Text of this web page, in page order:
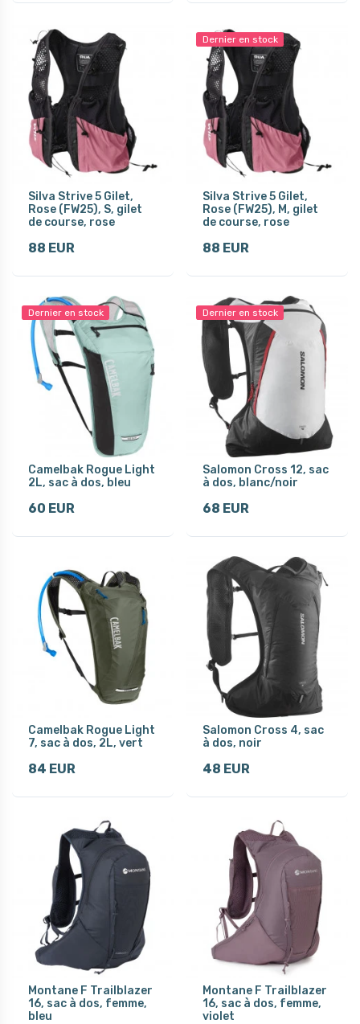
Silva Strive 5 Gilet,
Rose (FW25), S, gilet
de course, rose
88 EUR
Dernier en stock
Silva Strive 5 Gilet,
Rose (FW25), M, gilet
de course, rose
88 EUR
Dernier en stock
Camelbak Rogue Light
2L, sac à dos, bleu
60 EUR
Dernier en stock
Salomon Cross 12, sac
à dos, blanc/noir
68 EUR
Camelbak Rogue Light
7, sac à dos, 2L, vert
84 EUR
Salomon Cross 4, sac
à dos, noir
48 EUR
Montane F Trailblazer
16, sac à dos, femme,
bleu
Montane F Trailblazer
16, sac à dos, femme,
violet